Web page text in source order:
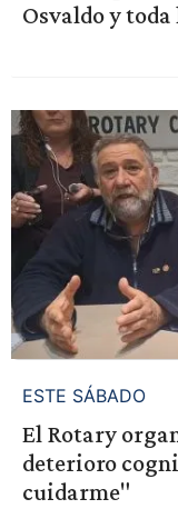
Osvaldo y
ESTE SÁBADO
El Rotary
deterioro
cuidarme"